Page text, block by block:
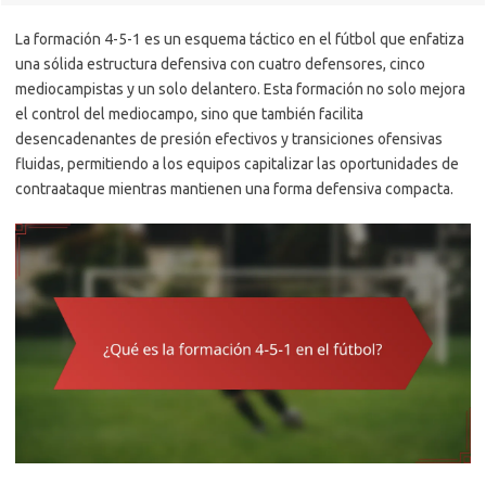
La formación 4-5-1 es un esquema táctico en el fútbol que enfatiza
una sólida estructura defensiva con cuatro defensores, cinco
mediocampistas y un solo delantero. Esta formación no solo mejora
el control del mediocampo, sino que también facilita
desencadenantes de presión efectivos y transiciones ofensivas
fluidas, permitiendo a los equipos capitalizar las oportunidades de
contraataque mientras mantienen una forma defensiva compacta.